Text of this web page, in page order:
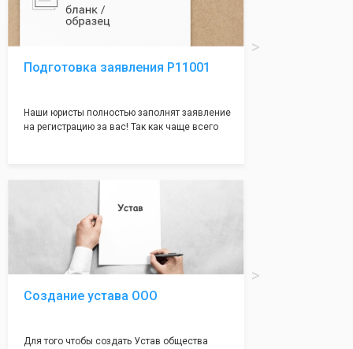
Подготовка заявления Р11001
Наши юристы полностью заполнят заявление
на регистрацию за вас! Так как чаще всего
большая часть отказов - наши юристы с
оформление самого сложного документа на
себя! Многолетний опыт работы наших
юристов позволяет оформлять заявление без
ошибок, тем самым гарантируя вам
успешную регистрацию в налоговой
Создание устава ООО
Для того чтобы создать Устав общества